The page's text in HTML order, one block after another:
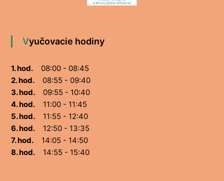
Vyučovacie hodiny
1. hod.08:00 - 08:45
2. hod.08:55 - 09:40
3. hod.09:55 - 10:40
4. hod.11:00 - 11:45
5. hod.11:55 - 12:40
6. hod.12:50 - 13:35
7. hod.14:05 - 14:50
8. hod.14:55 - 15:40